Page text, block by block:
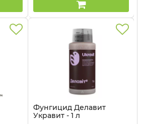
Фунгицид Делавит
Укравит - 1 л